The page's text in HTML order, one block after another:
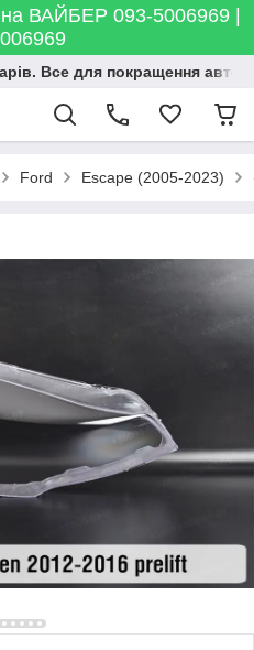
ВАЙБЕР 093-5006969 |
Все для покращення
Ford Escape (2005-2023)